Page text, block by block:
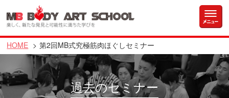
HOME 第2回MB式究極筋肉ほぐしセミナー
過去のセミナー